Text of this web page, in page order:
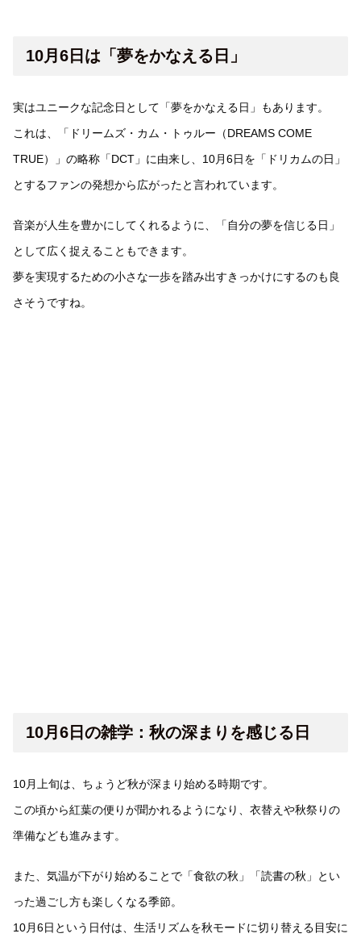
10月6日は「夢をかなえる日」
実はユニークな記念日として「夢をかなえる日」もあります。
これは、「ドリームズ・カム・トゥルー（DREAMS COME
TRUE）」の略称「DCT」に由来し、10月6日を「ドリカムの日」
とするファンの発想から広がったと言われています。
音楽が人生を豊かにしてくれるように、「自分の夢を信じる日」
として広く捉えることもできます。
夢を実現するための小さな一歩を踏み出すきっかけにするのも良
さそうですね。
10月6日の雑学：秋の深まりを感じる日
10月上旬は、ちょうど秋が深まり始める時期です。
この頃から紅葉の便りが聞かれるようになり、衣替えや秋祭りの
準備なども進みます。
また、気温が下がり始めることで「食欲の秋」「読書の秋」とい
った過ごし方も楽しくなる季節。
10月6日という日付は、生活リズムを秋モードに切り替える目安に